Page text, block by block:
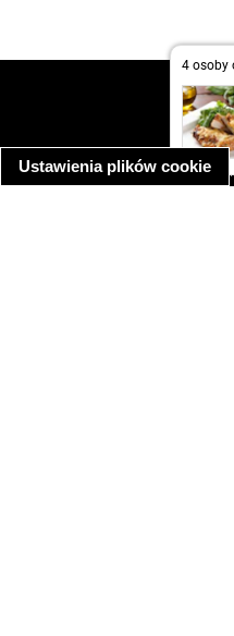
Ustawienia plików cookie
4 osoby
informacja o